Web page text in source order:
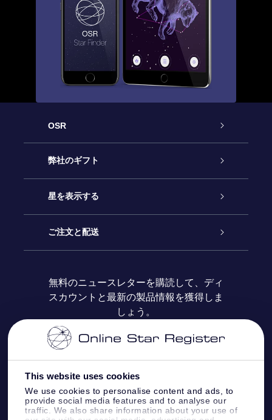
This website uses cookies
We use cookies to personalise content and ads, to
provide social media features and to analyse our
traffic. We also share information about your use of
OSR
カスタマーサービス
お問い合わせ
ブログ
レビュー
弊社のギフト
Online Starギフト
OSRギフトパック
OSR ギフトカード
法人ギフト
星を表示する
星の登録
カスタマイズされたStar Page
One Million Stars
OSR Starsaver
星間飛行VRアプリ
ご注文と配送
お支払いに関する情報
配送に関する情報
返品ポリシ
星座
無料のニュースレターを購読して、ディ
スカウントと最新の製品情報を獲得しま
しょう。